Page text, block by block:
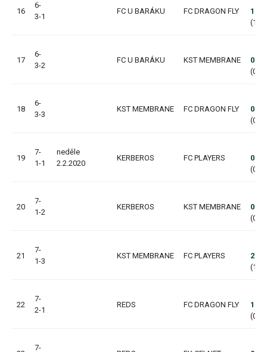
16
6-
3-1
FC U BARÁKU FC DRAGON FLY
1:4
(1:1,
17
6-
3-2
FC U BARÁKU KST MEMBRANE
0:6
(0:2,
18
6-
3-3
KST MEMBRANE FC DRAGON FLY
0:2
(0:2,
19
7-
1-1
neděle
2.2.2020
KERBEROS FC PLAYERS
0:0
(0:0,
20
7-
1-2
KERBEROS KST MEMBRANE
0:3
(0:2,
21
7-
1-3
KST MEMBRANE FC PLAYERS
2:3
(1:1,
22
7-
2-1
REDS FC DRAGON FLY
1:5
(0:4,
7-